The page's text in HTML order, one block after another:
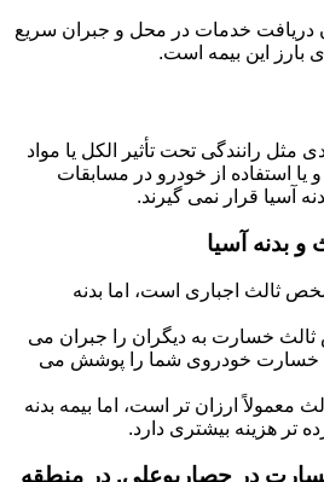
دریافت خدمات در محل و جبران سریع
بارز این بیمه است.
رانندگی تحت تأثیر الکل یا مواد
استفاده از خودرو در مسابقات
قرار نمی گیرند.
بدنه آسیا
ثالث اجباری است، اما بدنه
خسارت به دیگران را جبران می
خسارت خودروی شما را پوشش می
معمولاً ارزان تر است، اما بیمه بدنه
تر هزینه بیشتری دارد.
در حصاربوعلی, در منطقه